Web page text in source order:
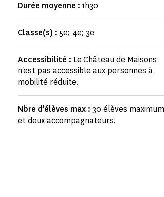
Durée moyenne : 1h30
Classe(s) : 5e; 4e; 3e
Accessibilité : Le Château de Maisons
n'est pas accessible aux personnes à
mobilité réduite.
Nbre d'élèves max : 30 élèves maximum
et deux accompagnateurs.